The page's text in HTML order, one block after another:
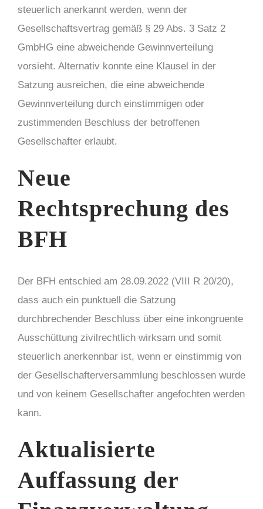
steuerlich anerkannt werden, wenn der
Gesellschaftsvertrag gemäß § 29 Abs. 3 Satz 2
GmbHG eine abweichende Gewinnverteilung
vorsieht. Alternativ konnte eine Klausel in der
Satzung ausreichen, die eine abweichende
Gewinnverteilung durch einstimmigen oder
zustimmenden Beschluss der betroffenen
Gesellschafter erlaubt.
Neue
Rechtsprechung des
BFH
Der BFH entschied am 28.09.2022 (VIII R 20/20),
dass auch ein punktuell die Satzung
durchbrechender Beschluss über eine inkongruente
Ausschüttung zivilrechtlich wirksam und somit
steuerlich anerkennbar ist, wenn er einstimmig von
der Gesellschafterversammlung beschlossen wurde
und von keinem Gesellschafter angefochten werden
kann.
Aktualisierte
Auffassung der